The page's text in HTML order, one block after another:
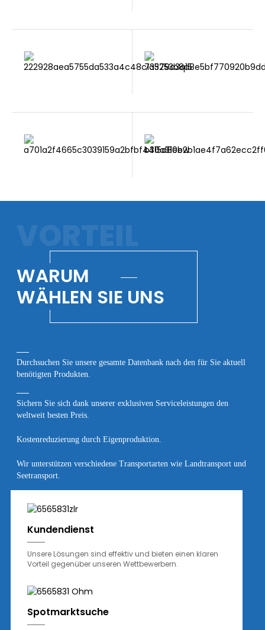
WARUM
WÄHLEN SIE UNS
Durchsuchen Sie unsere gesamte Datenbank nach den für Sie aktuell
benötigten Produkten.
Sichern Sie sich dank unserer exklusiven Serviceleistungen den
weltweit besten Preis.
Kostenreduzierung durch Eigenproduktion.
Wir unterstützen verschiedene Transportarten wie Landtransport und
Seetransport.
Kundendienst
Unsere Lösungen sind effektiv und bieten einen klaren
Vorteil gegenüber unseren Wettbewerbern.
Spotmarktsuche